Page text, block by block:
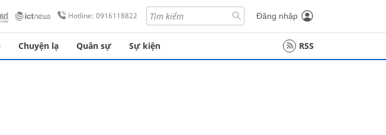
Hotline: 0916118822 Đăng nhập
Chuyện lạ Quân sự Sự kiện RSS